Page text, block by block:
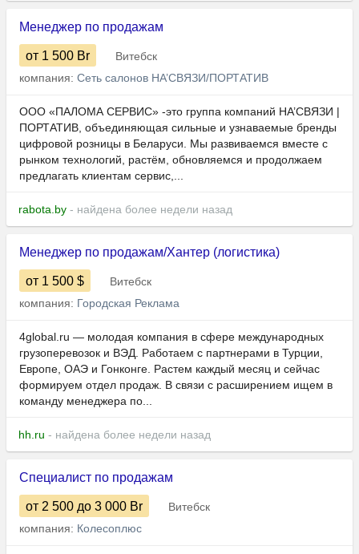
Менеджер по продажам
от 1 500 Br
Витебск
компания: Сеть салонов НА’СВЯЗИ/ПОРТАТИВ
ООО «ПАЛОМА СЕРВИС» -это группа компаний НА’СВЯЗИ |
ПОРТАТИВ, объединяющая сильные и узнаваемые бренды
цифровой розницы в Беларуси. Мы развиваемся вместе с
рынком технологий, растём, обновляемся и продолжаем
предлагать клиентам сервис,...
rabota.by - найдена более недели назад
Менеджер по продажам/Хантер (логистика)
от 1 500 $
Витебск
компания: Городская Реклама
4global.ru — молодая компания в сфере международных
грузоперевозок и ВЭД. Работаем с партнерами в Турции,
Европе, ОАЭ и Гонконге. Растем каждый месяц и сейчас
формируем отдел продаж. В связи с расширением ищем в
команду менеджера по...
hh.ru - найдена более недели назад
Специалист по продажам
от 2 500 до 3 000 Br
Витебск
компания: Колесоплюс